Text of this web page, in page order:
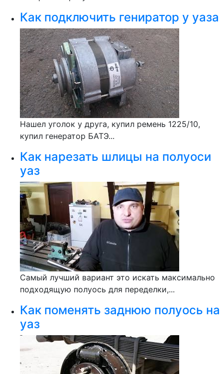
Как подключить гениратор у уаза
Нашел уголок у друга, купил ремень 1225/10,
купил генератор БАТЭ...
Как нарезать шлицы на полуоси
уаз
Самый лучший вариант это искать максимально
подходящую полуось для переделки,...
Как поменять заднюю полуось на
уаз